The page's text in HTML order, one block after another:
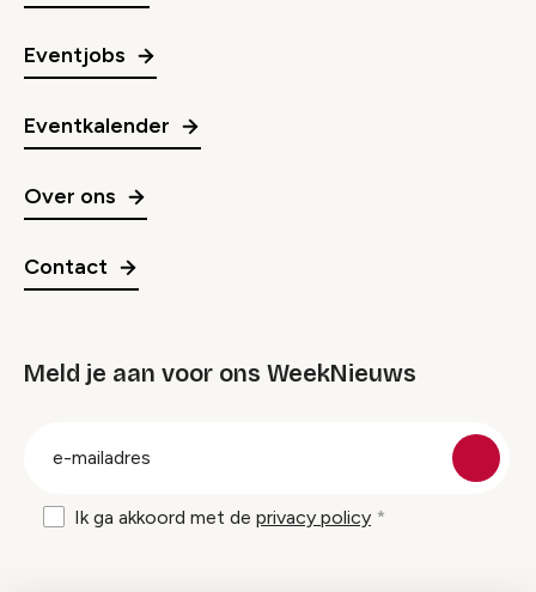
Eventjobs
Eventkalender
Over ons
Contact
Meld je aan voor ons WeekNieuws
Ik ga akkoord met de privacy policy